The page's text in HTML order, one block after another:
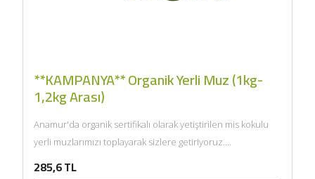
**KAMPANYA** Organik Yerli Muz (1kg-
1,2kg Arası)
Anamur'da organik sertifikalı olarak yetiştirilen mis kokulu
yerli muzlarımızı toplayarak sizlere getiriyoruz....
285,6 TL